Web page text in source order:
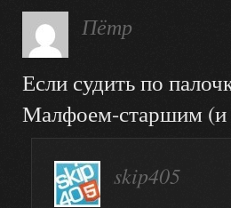
Пётр
Если судить по
Малфоем-старшим (и
skip405